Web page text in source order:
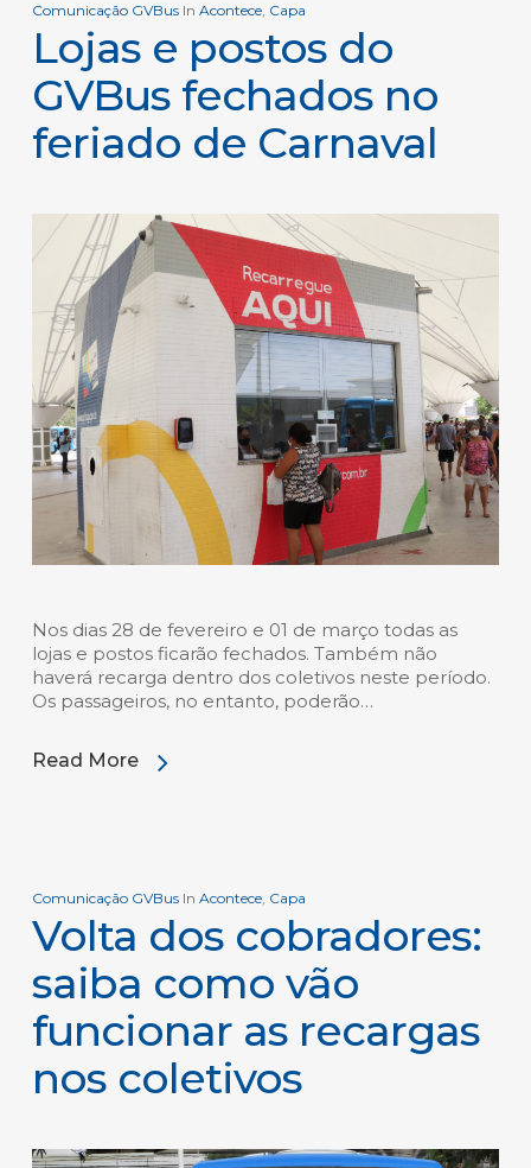
Comunicação GVBus In Acontece, Capa
Lojas e postos do
GVBus fechados no
feriado de Carnaval
Nos dias 28 de fevereiro e 01 de março todas as
lojas e postos ficarão fechados. Também não
haverá recarga dentro dos coletivos neste período.
Os passageiros, no entanto, poderão…
Read More
Comunicação GVBus In Acontece, Capa
Volta dos cobradores:
saiba como vão
funcionar as recargas
nos coletivos